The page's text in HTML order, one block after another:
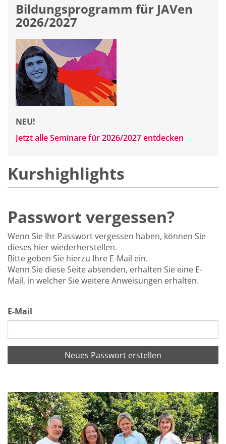
Bildungsprogramm für JAVen
2026/2027
NEU!
Jetzt alle Seminare für 2026/2027 entdecken
Kurshighlights
Passwort vergessen?
Wenn Sie Ihr Passwort vergessen haben, können Sie
dieses hier wiederherstellen.
Bitte geben Sie hierzu Ihre E-Mail ein.
Wenn Sie diese Seite absenden, erhalten Sie eine E-
Mail, in welcher Sie weitere Anweisungen erhalten.
E-Mail
Neues Passwort erstellen